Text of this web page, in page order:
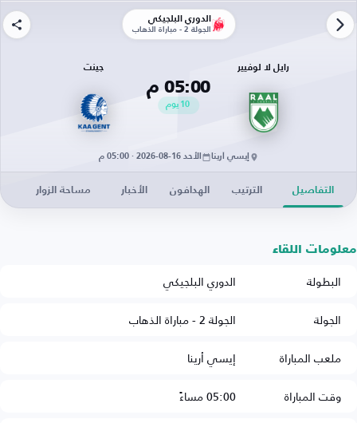
الدوري البلجيكي
الجولة 2 - مباراة الذهاب
رايل لا لوفيير
05:00 م
10 يوم
جينت
إيسي أرينا الأحد 16-08-2026 · 05:00 م
التفاصيل الترتيب الهدافون الأخبار مساحة الزوار
معلومات اللقاء
البطولة
الدوري البلجيكي
الجولة
الجولة 2 - مباراة الذهاب
ملعب المباراة
إيسي أرينا
وقت المباراة
05:00 مساءً